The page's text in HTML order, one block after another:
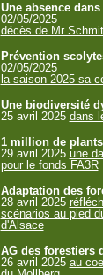
Une absence
02/05/2025
décès de Mr
Prévention
02/05/2025
la saison 2025 sa
Une biodiversité
25 avril 2025 dans
1 million de
29 avril 2025 une
pour le fonds FA3R
Adaptation des
28 avril 2025
scénarios au pied
d'Alsace
AG des forestiers
26 avril 2025 au